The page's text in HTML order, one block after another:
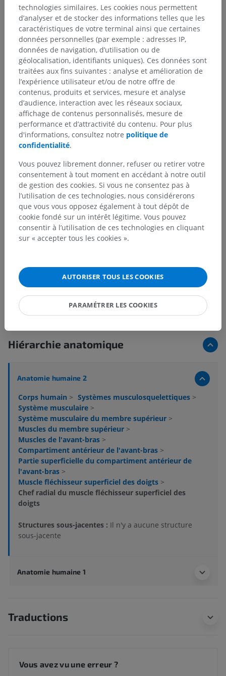
Hiérarchie anatomique
Anatomie humaine 2
Corps humain > Systèmes musculosquelettiques >
Système musculaire >
Système musculaire du membre supérieur >
Muscles du membre supérieur >
Muscles de l'avant-bras >
Compartiment antérieur de l'avant-bras >
Partie superficielle du compartiment antérieur de
l'avant-bras >
Muscle fléchisseur superficiel des doigts >
Chef radial du muscle fléchisseur superficiel des
doigts
Structures sous-jacentes : Il n'y a aucune structure
sous-jacente
Anatomie humaine 1
Traductions
Vous avez vu une erreur ?
technologies similaires. Les cookies nous permettent
d’analyser et de stocker des informations telles que les
caractéristiques de votre terminal ainsi que certaines
données personnelles (par exemple : adresses IP,
données de navigation, d’utilisation ou de
géolocalisation, identifiants uniques). Ces données sont
traitées aux fins suivantes : analyse et amélioration de
l’expérience utilisateur et/ou de notre offre de
contenus, produits et services, mesure et analyse
d’audience, interaction avec les réseaux sociaux,
affichage de contenus personnalisés, mesure de
performance et d’attractivité du contenu. Pour plus
d'informations, consultez notre politique de
confidentialité.
Vous pouvez librement donner, refuser ou retirer votre
consentement à tout moment en accédant à notre outil
de gestion des cookies. Si vous ne consentez pas à
l’utilisation de ces technologies, nous considérerons
que vous vous opposez également à tout dépôt de
cookie fondé sur un intérêt légitime. Vous pouvez
consentir à l’utilisation de ces technologies en cliquant
sur « accepter tous les cookies ».
AUTORISER TOUS LES COOKIES
PARAMÉTRER LES COOKIES